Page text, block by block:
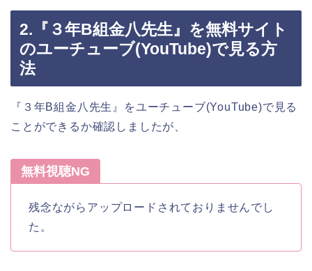
2.『３年B組金八先生』を無料サイト
のユーチューブ(YouTube)で見る方
法
『３年B組金八先生』をユーチューブ(YouTube)で見る
ことができるか確認しましたが、
無料視聴NG
残念ながらアップロードされておりませんでし
た。